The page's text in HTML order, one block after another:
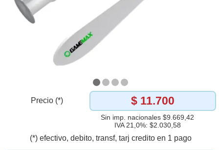
Precio (*) $ 11.700
Sin imp. nacionales $9.669,42
IVA 21,0%: $2.030,58
(*) efectivo, debito, transf, tarj credito en 1 pago